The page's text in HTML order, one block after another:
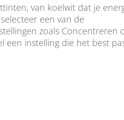
van koelwit dat je
een van de
zoals Concentreren
een instelling die het best